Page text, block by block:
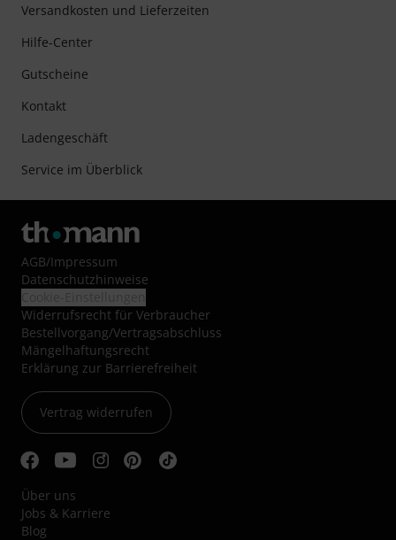
Versandkosten und Lieferzeiten
Hilfe-Center
Gutscheine
Kontakt
Ladengeschäft
Service im Überblick
AGB/Impressum
Datenschutzhinweise
Widerrufsrecht für Verbraucher
Bestellvorgang/Vertragsabschluss
Mängelhaftungsrecht
Erklärung zur Barrierefreiheit
Vertrag widerrufen
Über uns
Jobs & Karriere
Blog